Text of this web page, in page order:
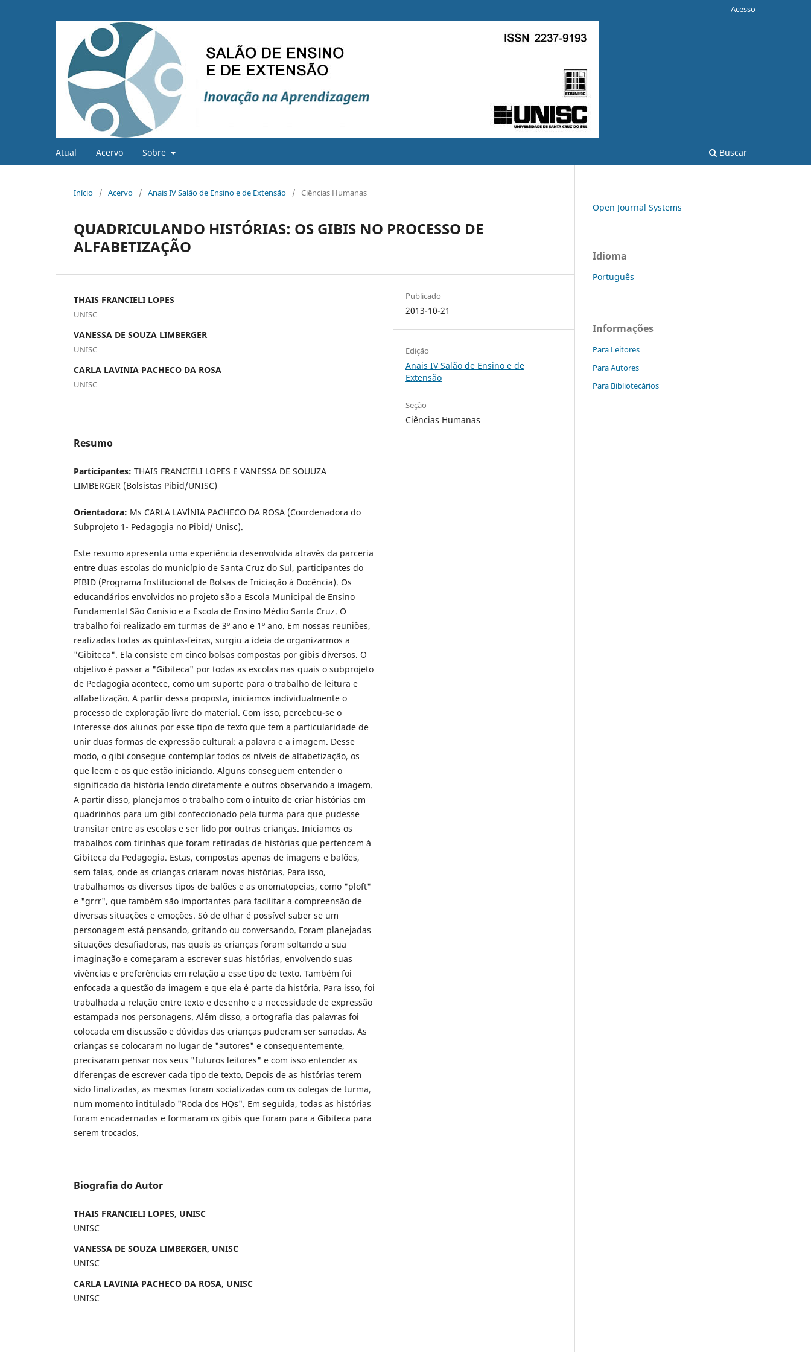
Atual Acervo Sobre Buscar
Acesso
Início / Acervo / Anais IV Salão de Ensino e de Extensão / Ciências Humanas
QUADRICULANDO HISTÓRIAS: OS GIBIS NO PROCESSO DE
ALFABETIZAÇÃO
THAIS FRANCIELI LOPES
UNISC
VANESSA DE SOUZA LIMBERGER
UNISC
CARLA LAVINIA PACHECO DA ROSA
UNISC
Resumo
Participantes: THAIS FRANCIELI LOPES E VANESSA DE SOUUZA
LIMBERGER (Bolsistas Pibid/UNISC)
Orientadora: Ms CARLA LAVÍNIA PACHECO DA ROSA (Coordenadora do
Subprojeto 1- Pedagogia no Pibid/ Unisc).
Este resumo apresenta uma experiência desenvolvida através da parceria
entre duas escolas do município de Santa Cruz do Sul, participantes do
PIBID (Programa Institucional de Bolsas de Iniciação à Docência). Os
educandários envolvidos no projeto são a Escola Municipal de Ensino
Fundamental São Canísio e a Escola de Ensino Médio Santa Cruz. O
trabalho foi realizado em turmas de 3º ano e 1º ano. Em nossas reuniões,
realizadas todas as quintas-feiras, surgiu a ideia de organizarmos a
"Gibiteca". Ela consiste em cinco bolsas compostas por gibis diversos. O
objetivo é passar a "Gibiteca" por todas as escolas nas quais o subprojeto
de Pedagogia acontece, como um suporte para o trabalho de leitura e
alfabetização. A partir dessa proposta, iniciamos individualmente o
processo de exploração livre do material. Com isso, percebeu-se o
interesse dos alunos por esse tipo de texto que tem a particularidade de
unir duas formas de expressão cultural: a palavra e a imagem. Desse
modo, o gibi consegue contemplar todos os níveis de alfabetização, os
que leem e os que estão iniciando. Alguns conseguem entender o
significado da história lendo diretamente e outros observando a imagem.
A partir disso, planejamos o trabalho com o intuito de criar histórias em
quadrinhos para um gibi confeccionado pela turma para que pudesse
transitar entre as escolas e ser lido por outras crianças. Iniciamos os
trabalhos com tirinhas que foram retiradas de histórias que pertencem à
Gibiteca da Pedagogia. Estas, compostas apenas de imagens e balões,
sem falas, onde as crianças criaram novas histórias. Para isso,
trabalhamos os diversos tipos de balões e as onomatopeias, como "ploft"
e "grrr", que também são importantes para facilitar a compreensão de
diversas situações e emoções. Só de olhar é possível saber se um
personagem está pensando, gritando ou conversando. Foram planejadas
situações desafiadoras, nas quais as crianças foram soltando a sua
imaginação e começaram a escrever suas histórias, envolvendo suas
vivências e preferências em relação a esse tipo de texto. Também foi
enfocada a questão da imagem e que ela é parte da história. Para isso, foi
trabalhada a relação entre texto e desenho e a necessidade de expressão
estampada nos personagens. Além disso, a ortografia das palavras foi
colocada em discussão e dúvidas das crianças puderam ser sanadas. As
crianças se colocaram no lugar de "autores" e consequentemente,
precisaram pensar nos seus "futuros leitores" e com isso entender as
diferenças de escrever cada tipo de texto. Depois de as histórias terem
sido finalizadas, as mesmas foram socializadas com os colegas de turma,
num momento intitulado "Roda dos HQs". Em seguida, todas as histórias
foram encadernadas e formaram os gibis que foram para a Gibiteca para
serem trocados.
Biografia do Autor
THAIS FRANCIELI LOPES, UNISC
UNISC
VANESSA DE SOUZA LIMBERGER, UNISC
UNISC
CARLA LAVINIA PACHECO DA ROSA, UNISC
UNISC
Publicado
2013-10-21
Edição
Anais IV Salão de Ensino e de
Extensão
Seção
Ciências Humanas
Open Journal Systems
Idioma
Português
Informações
Para Leitores
Para Autores
Para Bibliotecários